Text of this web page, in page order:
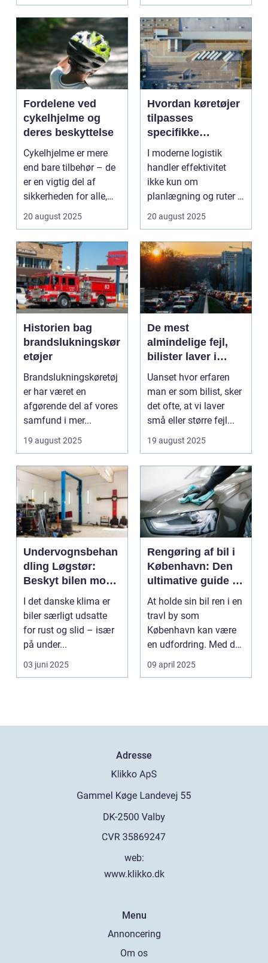
Fordelene ved
cykelhjelme og
deres beskyttelse
Cykelhjelme er mere
end bare tilbehør – de
er en vigtig del af
sikkerheden for alle,
de...
20 august 2025
Hvordan køretøjer
tilpasses
specifikke
logistiske opgaver
I moderne logistik
handler effektivitet
ikke kun om
planlægning og ruter –
det handler i...
20 august 2025
Historien bag
brandslukningskør
etøjer
Brandslukningskøretøj
er har været en
afgørende del af vores
samfund i mer...
19 august 2025
De mest
almindelige fejl,
bilister laver i
trafikken
Uanset hvor erfaren
man er som bilist, sker
det ofte, at vi laver
små eller større fejl...
19 august 2025
Undervognsbehan
dling Løgstør:
Beskyt bilen mod
rust og slid
I det danske klima er
biler særligt udsatte
for rust og slid – især
på under...
03 juni 2025
Rengøring af bil i
København: Den
ultimative guide til
en skinnende ren
bil
At holde sin bil ren i en
travl by som
København kan være
en udfordring. Med de
mange g...
09 april 2025
Adresse
web:
www.klikko.dk
Menu
Annoncering
Om os